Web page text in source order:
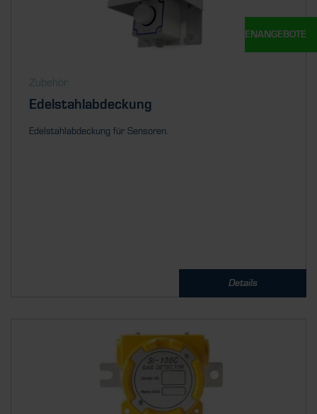
Zubehör
Edelstahlabdeckung
Edelstahlabdeckung für Sensoren.
Details
UNSERE STELLENANGEBOTE